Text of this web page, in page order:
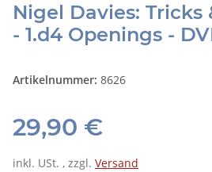
Nigel Davies: Tricks
- 1.d4 Openings -
Artikelnummer: 8626
29,90 €
inkl. USt. , zzgl. Versand